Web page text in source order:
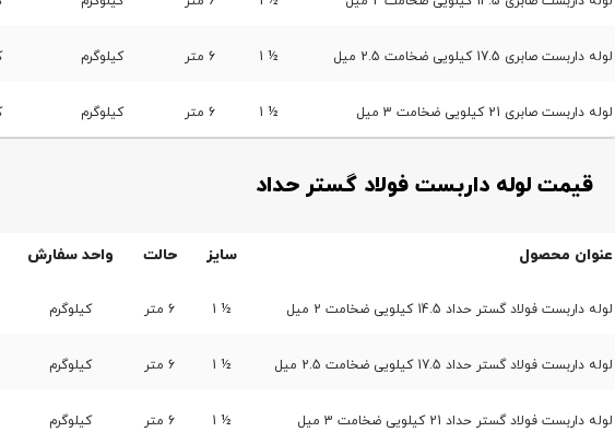
لوله داربست صابری 17.5 کیلویی ضخامت 2.5 میل ½ 1 6 متر کیلوگرم
لوله داربست صابری 21 کیلویی ضخامت 3 میل ½ 1 6 متر کیلوگرم
قیمت لوله داربست فولاد گستر حداد
عنوان محصول سایز حالت واحد سفارش
لوله داربست فولاد گستر حداد 14.5 کیلویی ضخامت 2 میل ½ 1 6 متر کیلوگرم
لوله داربست فولاد گستر حداد 17.5 کیلویی ضخامت 2.5 میل ½ 1 6 متر کیلوگرم
لوله داربست فولاد گستر حداد 21 کیلویی ضخامت 3 میل ½ 1 6 متر کیلوگرم